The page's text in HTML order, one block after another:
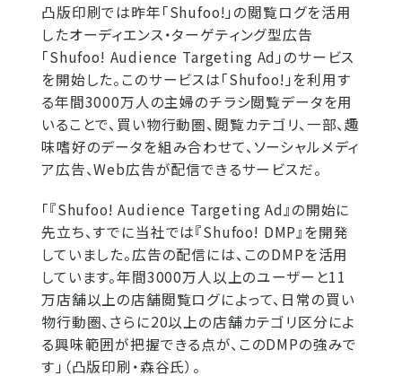
凸版印刷では昨年「Shufoo!」の閲覧ログを活用
したオーディエンス・ターゲティング型広告
「Shufoo! Audience Targeting Ad」のサービス
を開始した。このサービスは「Shufoo!」を利用す
る年間3000万人の主婦のチラシ閲覧データを用
いることで、買い物行動圏、閲覧カテゴリ、一部、趣
味嗜好のデータを組み合わせて、ソーシャルメディ
ア広告、Web広告が配信できるサービスだ。
「『Shufoo! Audience Targeting Ad』の開始に
先立ち、すでに当社では『Shufoo! DMP』を開発
していました。広告の配信には、このDMPを活用
しています。年間3000万人以上のユーザーと11
万店舗以上の店舗閲覧ログによって、日常の買い
物行動圏、さらに20以上の店舗カテゴリ区分によ
る興味範囲が把握できる点が、このDMPの強みで
す」（凸版印刷・森谷氏）。